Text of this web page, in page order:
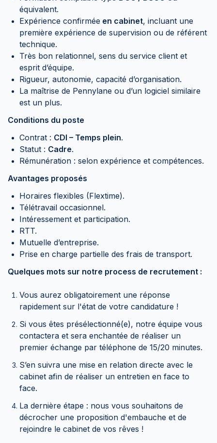
équivalent.
Expérience confirmée en cabinet, incluant une
première expérience de supervision ou de référent
technique.
Très bon relationnel, sens du service client et
esprit d’équipe.
Rigueur, autonomie, capacité d’organisation.
La maîtrise de Pennylane ou d’un logiciel similaire
est un plus.
Conditions du poste
Contrat : CDI – Temps plein.
Statut : Cadre.
Rémunération : selon expérience et compétences.
Avantages proposés
Horaires flexibles (Flextime).
Télétravail occasionnel.
Intéressement et participation.
RTT.
Mutuelle d’entreprise.
Prise en charge partielle des frais de transport.
Quelques mots sur notre process de recrutement :
Vous aurez obligatoirement une réponse
rapidement sur l'état de votre candidature !
Si vous êtes présélectionné(e), notre équipe vous
contactera et sera enchantée de réaliser un
premier échange par téléphone de 15/20 minutes.
S’en suivra une mise en relation directe avec le
cabinet afin de réaliser un entretien en face to
face.
La dernière étape : nous vous souhaitons de
décrocher une proposition d'embauche et de
rejoindre le cabinet de vos rêves !